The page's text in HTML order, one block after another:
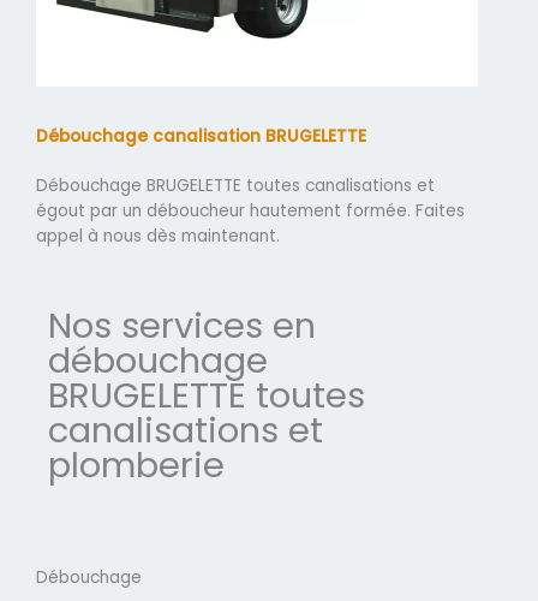
Débouchage canalisation BRUGELETTE
Débouchage BRUGELETTE toutes canalisations et
égout par un déboucheur hautement formée. Faites
appel à nous dès maintenant.
Nos services en
débouchage
BRUGELETTE toutes
canalisations et
plomberie
Débouchage